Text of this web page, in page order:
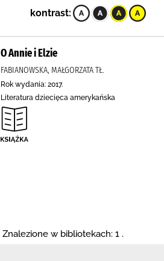
kontrast:
O Annie i Elzie
FABIANOWSKA, MAŁGORZATA TŁ.
Rok wydania: 2017.
Literatura dziecięca amerykańska
Znalezione w bibliotekach: 1 .